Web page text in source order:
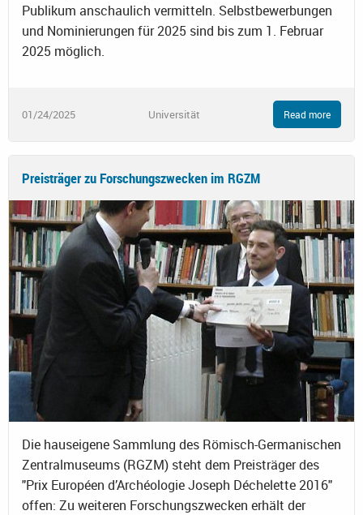
Publikum anschaulich vermitteln. Selbstbewerbungen
und Nominierungen für 2025 sind bis zum 1. Februar
2025 möglich.
01/24/2025 Universität Read more
Preisträger zu Forschungszwecken im RGZM
Die hauseigene Sammlung des Römisch-Germanischen
Zentralmuseums (RGZM) steht dem Preisträger des
"Prix Européen d’Archéologie Joseph Déchelette 2016"
offen: Zu weiteren Forschungszwecken erhält der